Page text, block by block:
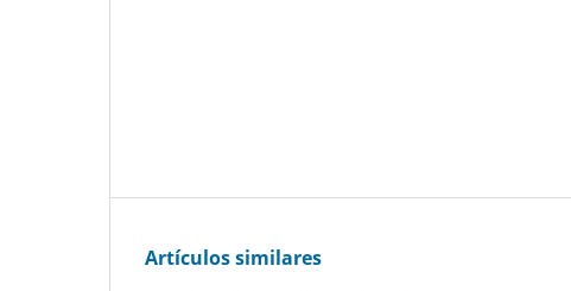
Artículos similares